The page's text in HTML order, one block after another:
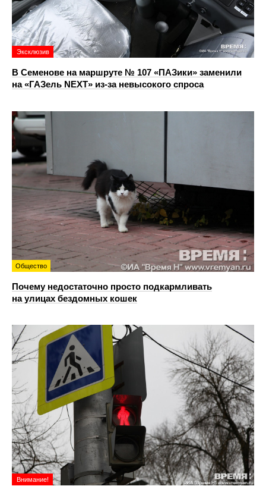
Эксклюзив
В Семенове на маршруте № 107 «ПАЗики» заменили
на «ГАЗель NEXT» из‑за невысокого спроса
Общество
Почему недостаточно просто подкармливать
на улицах бездомных кошек
Внимание!